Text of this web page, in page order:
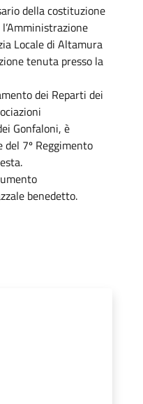
della costituzione
Locale di Altamura
tenuta presso la
dei Reparti dei
Gonfaloni, è
7º Reggimento
benedetto.